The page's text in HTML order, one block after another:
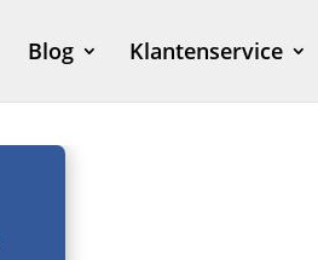
Blog Klantenservice